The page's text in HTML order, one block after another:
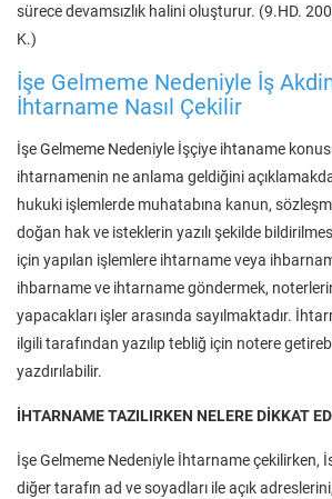
sürece devamsızlık halini oluşturur. (9.HD.
K.)
İşe Gelmeme Nedeniyle İş
İhtarname Nasıl Çekilir
İşe Gelmeme Nedeniyle İşçiye ihtaname
ihtarnamenin ne anlama geldiğini
hukuki işlemlerde muhatabına kanun,
doğan hak ve isteklerin yazılı şekilde
için yapılan işlemlere ihtarname veya
ihbarname ve ihtarname göndermek,
yapacakları işler arasında sayılmaktadır.
ilgili tarafından yazılıp tebliğ için notere
yazdırılabilir.
İHTARNAME TAZILIRKEN NELERE DİKKAT
İşe Gelmeme Nedeniyle İhtarname çekilirken,
diğer tarafın ad ve soyadları ile açık